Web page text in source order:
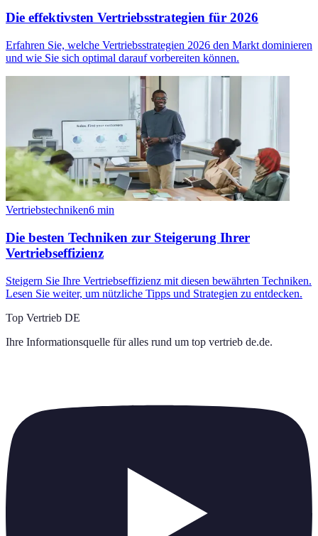
Die effektivsten Vertriebsstrategien für 2026
Erfahren Sie, welche Vertriebsstrategien 2026 den Markt dominieren
und wie Sie sich optimal darauf vorbereiten können.
Vertriebstechniken6 min
Die besten Techniken zur Steigerung Ihrer
Vertriebseffizienz
Steigern Sie Ihre Vertriebseffizienz mit diesen bewährten Techniken.
Lesen Sie weiter, um nützliche Tipps und Strategien zu entdecken.
Top Vertrieb DE
Ihre Informationsquelle für alles rund um top vertrieb de.de.